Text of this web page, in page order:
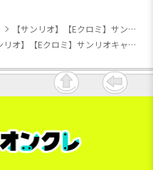
【サンリオ】【Eクロミ】サンリオキャラクターズ ヒョウかぶり ちょいデカマスコット
【サンリオ】【Eクロミ】サンリオキャラクターズ ヒョウかぶり ちょいデカマスコット